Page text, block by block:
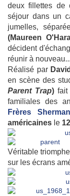
deux fillettes de
séjour dans un
jumelles,
(Maureen
décident
réunir à nouveau...
Réalisé par
en scène des
Parent Trap) fait
familiales des
Frères Sherman
américaines le
Véritable
sur les écrans